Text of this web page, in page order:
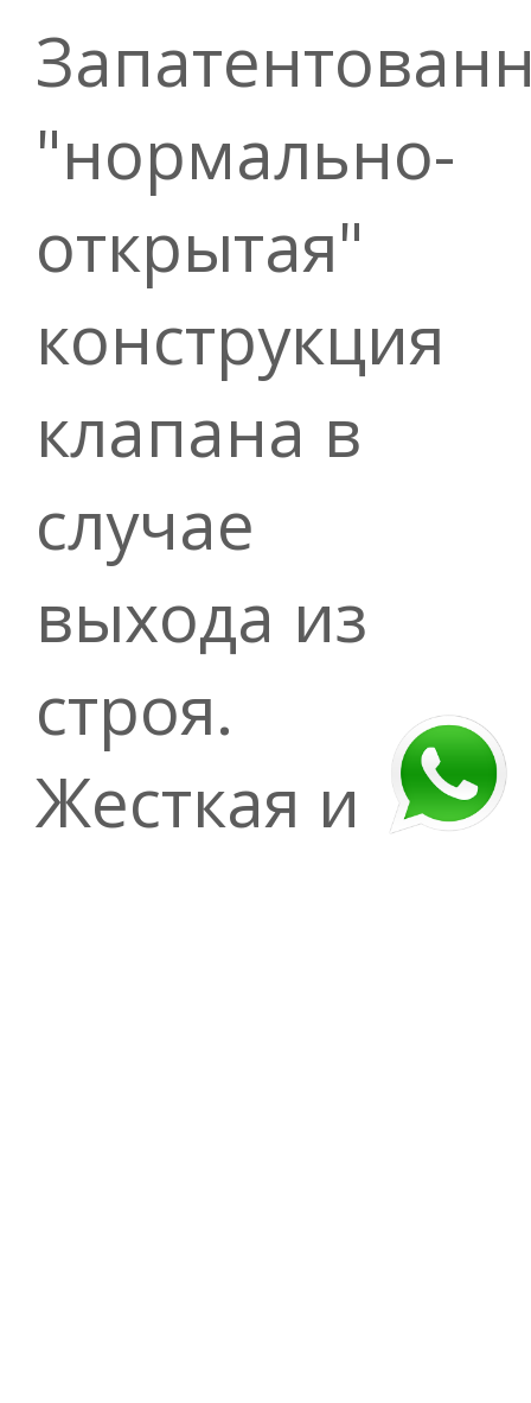
"нормально-
открытая"
конструкция
клапана в
случае
выхода из
строя.
Жесткая и